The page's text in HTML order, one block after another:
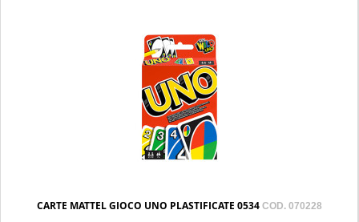
CARTE MATTEL GIOCO UNO PLASTIFICATE 0534 COD. 070228